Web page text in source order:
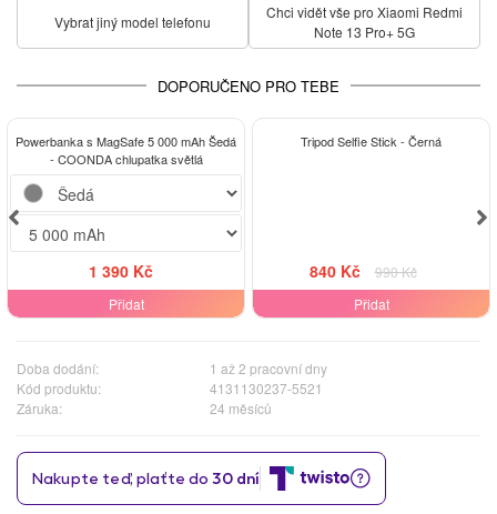
Vybrat jiný model telefonu
Chci vidět vše pro Xiaomi Redmi
Note 13 Pro+ 5G
DOPORUČENO PRO TEBE
Powerbanka s MagSafe 5 000 mAh Šedá
- COONDA chlupatka světlá
1 390 Kč
Přidat
Tripod Selfie Stick - Černá
840 Kč
990 Kč
Přidat
Doba dodání:
1 až 2 pracovní dny
Kód produktu:
4131130237-5521
Záruka:
24 měsíců